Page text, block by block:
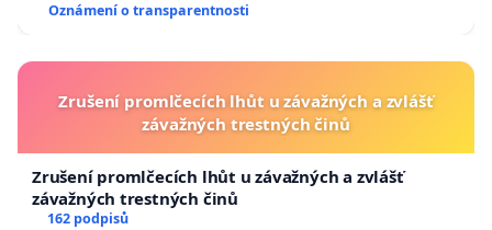
Oznámení o transparentnosti
Zrušení promlčecích lhůt u závažných a zvlášť
závažných trestných činů
Zrušení promlčecích lhůt u závažných a zvlášť
závažných trestných činů
162 podpisů